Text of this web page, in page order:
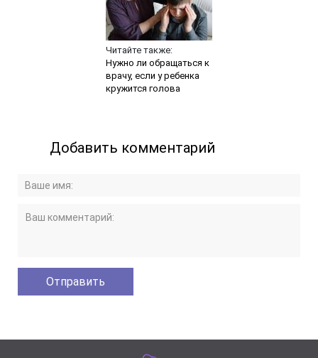
Читайте также:
Нужно ли обращаться к
врачу, если у ребенка
кружится голова
Добавить комментарий